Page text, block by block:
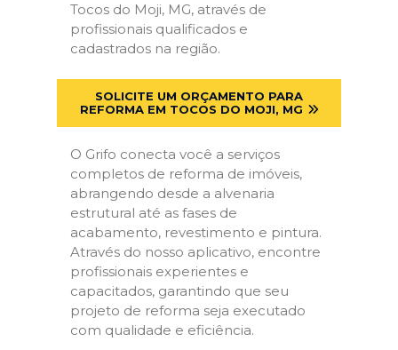
Tocos do Moji, MG, através de
profissionais qualificados e
cadastrados na região.
SOLICITE UM ORÇAMENTO PARA
REFORMA EM TOCOS DO MOJI, MG
O Grifo conecta você a serviços
completos de reforma de imóveis,
abrangendo desde a alvenaria
estrutural até as fases de
acabamento, revestimento e pintura.
Através do nosso aplicativo, encontre
profissionais experientes e
capacitados, garantindo que seu
projeto de reforma seja executado
com qualidade e eficiência.